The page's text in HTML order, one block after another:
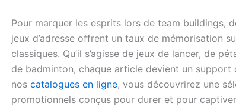
Pour marquer les esprits lors de team buildings,
jeux d’adresse offrent un taux de mémorisation
classiques. Qu’il s’agisse de jeux de lancer, de
de badminton, chaque article devient un
nos catalogues en ligne, vous découvrirez une
promotionnels conçus pour durer et pour